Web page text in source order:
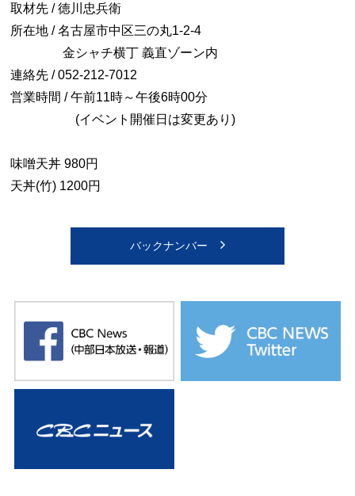
取材先 / 徳川忠兵衛
所在地 / 名古屋市中区三の丸1-2-4
金シャチ横丁 義直ゾーン内
連絡先 / 052-212-7012
営業時間 / 午前11時～午後6時00分
(イベント開催日は変更あり)
味噌天丼 980円
天丼(竹) 1200円
バックナンバー